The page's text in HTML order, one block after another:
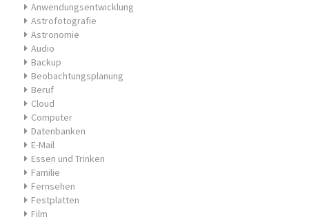
Anwendungsentwicklung
Astrofotografie
Astronomie
Audio
Backup
Beobachtungsplanung
Beruf
Cloud
Computer
Datenbanken
E-Mail
Essen und Trinken
Familie
Fernsehen
Festplatten
Film